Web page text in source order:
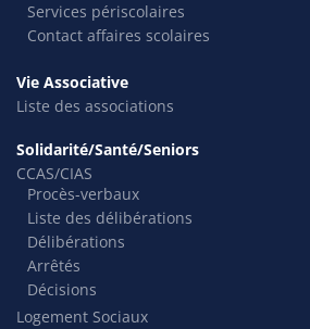
Services périscolaires
Contact affaires scolaires
Vie Associative
Liste des associations
Solidarité/Santé/Seniors
CCAS/CIAS
Procès-verbaux
Liste des délibérations
Délibérations
Arrêtés
Décisions
Logement Sociaux